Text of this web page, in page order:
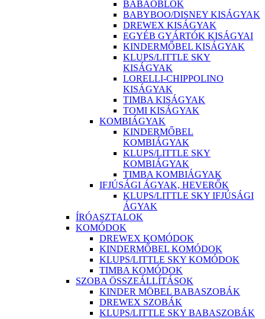
BABAÖBLÖK
BABYBOO/DISNEY KISÁGYAK
DREWEX KISÁGYAK
EGYÉB GYÁRTÓK KISÁGYAI
KINDERMŐBEL KISÁGYAK
KLUPS/LITTLE SKY
KISÁGYAK
LORELLI-CHIPPOLINO
KISÁGYAK
TIMBA KISÁGYAK
TOMI KISÁGYAK
KOMBIÁGYAK
KINDERMŐBEL
KOMBIÁGYAK
KLUPS/LITTLE SKY
KOMBIÁGYAK
TIMBA KOMBIÁGYAK
IFJÚSÁGI ÁGYAK, HEVERŐK
KLUPS/LITTLE SKY IFJÚSÁGI
ÁGYAK
ÍRÓASZTALOK
KOMÓDOK
DREWEX KOMÓDOK
KINDERMŐBEL KOMÓDOK
KLUPS/LITTLE SKY KOMÓDOK
TIMBA KOMÓDOK
SZOBA ÖSSZEÁLLÍTÁSOK
KINDER MÖBEL BABASZOBÁK
DREWEX SZOBÁK
KLUPS/LITTLE SKY BABASZOBÁK